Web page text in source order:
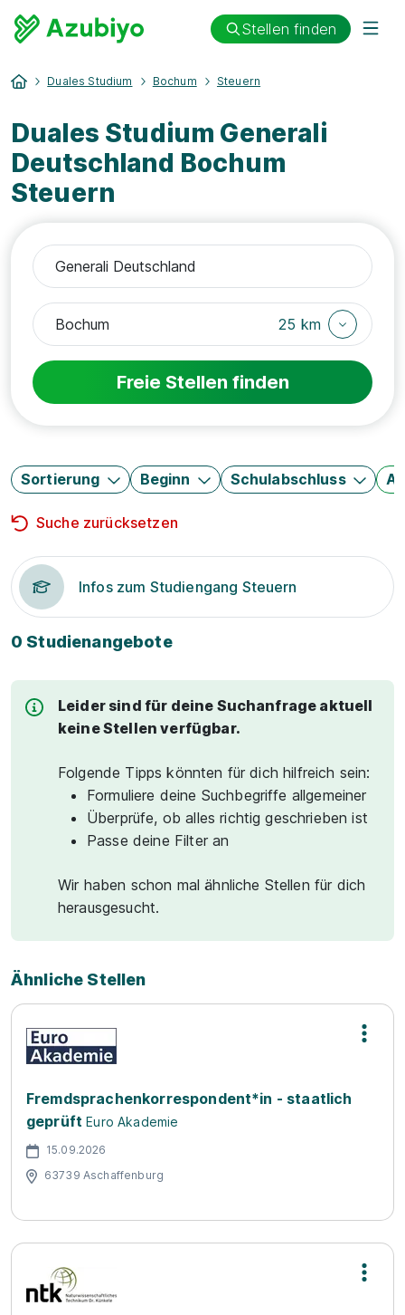
Stellen finden
Duales Studium Bochum Steuern
Duales Studium Generali
Deutschland Bochum
Steuern
25 km
Freie Stellen finden
Sortierung Beginn Schulabschluss
Suche zurücksetzen
Infos zum Studiengang Steuern
0 Studienangebote
Leider sind für deine Suchanfrage aktuell
keine Stellen verfügbar.
Folgende Tipps könnten für dich hilfreich sein:
Formuliere deine Suchbegriffe allgemeiner
Überprüfe, ob alles richtig geschrieben ist
Passe deine Filter an
Wir haben schon mal ähnliche Stellen für dich
herausgesucht.
Ähnliche Stellen
Fremdsprachenkorrespondent*in - staatlich
geprüft Euro Akademie
15.09.2026
63739 Aschaffenburg